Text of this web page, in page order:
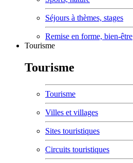
Séjours à thèmes, stages
Remise en forme, bien-être
Tourisme
Tourisme
Tourisme
Villes et villages
Sites touristiques
Circuits touristiques